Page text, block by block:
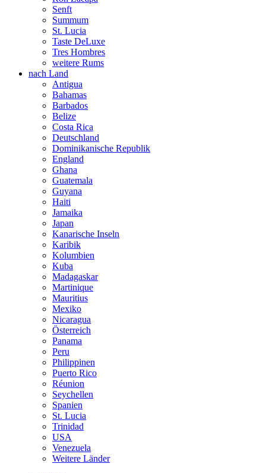
Senft
Summum
St. Lucia
Taste DeLuxe
Tres Hombres
weitere Rums
nach Land
Antigua
Bahamas
Barbados
Belize
Costa Rica
Deutschland
Dominikanische Republik
England
Ghana
Guatemala
Guyana
Haiti
Jamaika
Japan
Kanarische Inseln
Karibik
Kolumbien
Kuba
Madagaskar
Martinique
Mauritius
Mexiko
Nicaragua
Österreich
Panama
Peru
Philippinen
Puerto Rico
Réunion
Seychellen
Spanien
St. Lucia
Trinidad
USA
Venezuela
Weitere Länder